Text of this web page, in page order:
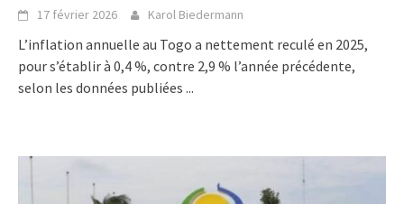
17 février 2026 Karol Biedermann
L’inflation annuelle au Togo a nettement reculé en 2025,
pour s’établir à 0,4 %, contre 2,9 % l’année précédente,
selon les données publiées ...